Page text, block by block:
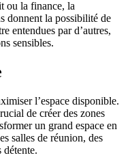
ou la finance, la
donnent la possibilité de
entendues par d’autres,
sensibles.
l’espace disponible.
de créer des zones
un grand espace en
salles de réunion, des